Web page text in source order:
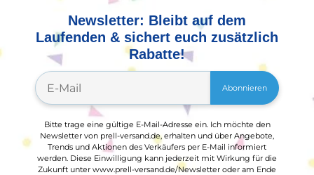
Newsletter: Bleibt auf dem
Laufenden & sichert euch zusätzlich
Rabatte!
Abonnieren
Bitte trage eine gültige E-Mail-Adresse ein. Ich möchte den
Newsletter von prell-versand.de, erhalten und über Angebote,
Trends und Aktionen des Verkäufers per E-Mail informiert
werden. Diese Einwilligung kann jederzeit mit Wirkung für die
Zukunft unter www.prell-versand.de/Newsletter oder am Ende